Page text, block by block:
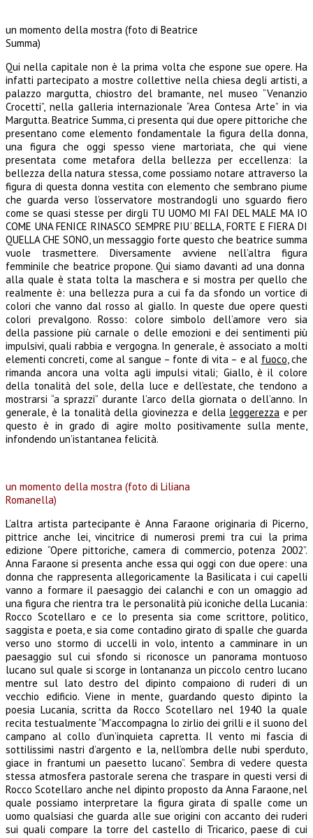
un momento della mostra (foto di Beatrice
Summa)
Qui nella capitale non è la prima volta che espone sue opere. Ha
infatti partecipato a mostre collettive nella chiesa degli artisti, a
palazzo margutta, chiostro del bramante, nel museo “Venanzio
Crocetti”, nella galleria internazionale “Area Contesa Arte” in via
Margutta. Beatrice Summa, ci presenta qui due opere pittoriche che
presentano come elemento fondamentale la figura della donna,
una figura che oggi spesso viene martoriata, che qui viene
presentata come metafora della bellezza per eccellenza: la
bellezza della natura stessa, come possiamo notare attraverso la
figura di questa donna vestita con elemento che sembrano piume
che guarda verso l’osservatore mostrandogli uno sguardo fiero
come se quasi stesse per dirgli TU UOMO MI FAI DEL MALE MA IO
COME UNA FENICE RINASCO SEMPRE PIU’ BELLA, FORTE E FIERA DI
QUELLA CHE SONO, un messaggio forte questo che beatrice summa
vuole trasmettere. Diversamente avviene nell’altra figura
femminile che beatrice propone. Qui siamo davanti ad una donna
alla quale è stata tolta la maschera e si mostra per quello che
realmente è: una bellezza pura a cui fa da sfondo un vortice di
colori che vanno dal rosso al giallo. In queste due opere questi
colori prevalgono. Rosso: colore simbolo dell’amore vero sia
della passione più carnale o delle emozioni e dei sentimenti più
impulsivi, quali rabbia e vergogna. In generale, è associato a molti
elementi concreti, come al sangue – fonte di vita – e al fuoco, che
rimanda ancora una volta agli impulsi vitali; Giallo, è il colore
della tonalità del sole, della luce e dell’estate, che tendono a
mostrarsi “a sprazzi” durante l’arco della giornata o dell’anno. In
generale, è la tonalità della giovinezza e della leggerezza e per
questo è in grado di agire molto positivamente sulla mente,
infondendo un’istantanea felicità.
un momento della mostra (foto di Liliana
Romanella)
L’altra artista partecipante è Anna Faraone originaria di Picerno,
pittrice anche lei, vincitrice di numerosi premi tra cui la prima
edizione “Opere pittoriche, camera di commercio, potenza 2002”.
Anna Faraone si presenta anche essa qui oggi con due opere: una
donna che rappresenta allegoricamente la Basilicata i cui capelli
vanno a formare il paesaggio dei calanchi e con un omaggio ad
una figura che rientra tra le personalità più iconiche della Lucania:
Rocco Scotellaro e ce lo presenta sia come scrittore, politico,
saggista e poeta, e sia come contadino girato di spalle che guarda
verso uno stormo di uccelli in volo, intento a camminare in un
paesaggio sul cui sfondo si riconosce un panorama montuoso
lucano sul quale si scorge in lontananza un piccolo centro lucano
mentre sul lato destro del dipinto compaiono di ruderi di un
vecchio edificio. Viene in mente, guardando questo dipinto la
poesia Lucania, scritta da Rocco Scotellaro nel 1940 la quale
recita testualmente “M’accompagna lo zirlio dei grilli e il suono del
campano al collo d’un’inquieta capretta. Il vento mi fascia di
sottilissimi nastri d’argento e la, nell’ombra delle nubi sperduto,
giace in frantumi un paesetto lucano”. Sembra di vedere questa
stessa atmosfera pastorale serena che traspare in questi versi di
Rocco Scotellaro anche nel dipinto proposto da Anna Faraone, nel
quale possiamo interpretare la figura girata di spalle come un
uomo qualsiasi che guarda alle sue origini con accanto dei ruderi
sui quali compare la torre del castello di Tricarico, paese di cui